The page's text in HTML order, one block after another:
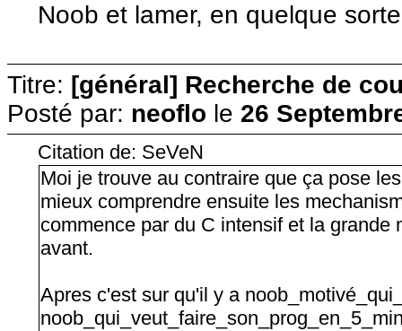
Noob et lamer, en quelque
Titre: [général] Recherche de
Posté par: neoflo le 26
Citation de: SeVeN
Moi je trouve au contraire que ça pose
mieux comprendre ensuite les
commence par du C intensif et la
avant.
Apres c'est sur qu'il y a